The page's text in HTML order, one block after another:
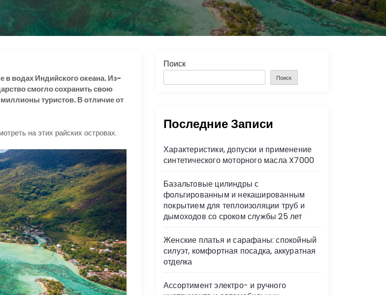
в водах Индийского океана. Из-
смогло сохранить свою
туристов. В отличие от
на этих райских островах.
Поиск
Поиск
Последние Записи
Характеристики, допуски и применение
синтетического моторного масла X7000
Базальтовые цилиндры с
фольгированным и некашированным
покрытием для теплоизоляции труб и
дымоходов со сроком службы 25 лет
Женские платья и сарафаны: спокойный
силуэт, комфортная посадка, аккуратная
отделка
Ассортимент электро- и ручного